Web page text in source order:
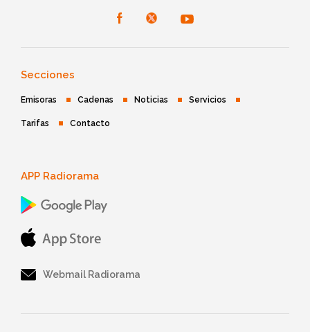
Secciones
Emisoras Cadenas Noticias Servicios
Tarifas Contacto
APP Radiorama
Webmail Radiorama